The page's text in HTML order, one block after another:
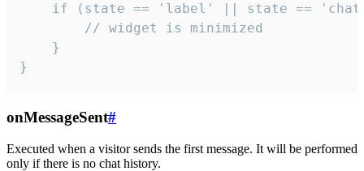
if (state == 'label' || state ==
        // widget is minimized
    }
}
onMessageSent#
Executed when a visitor sends the first message. It will be performed
only if there is no chat history.